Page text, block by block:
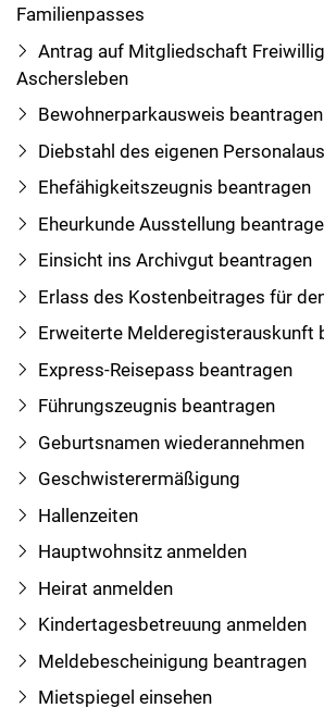
Familienpasses
Antrag auf Mitgliedschaft
Aschersleben
Bewohnerparkausweis beantragen
Diebstahl des eigenen
Ehefähigkeitszeugnis beantragen
Eheurkunde Ausstellung
Einsicht ins Archivgut beantragen
Erlass des Kostenbeitrages für
Erweiterte Melderegisterauskunft
Express-Reisepass beantragen
Führungszeugnis beantragen
Geburtsnamen wiederannehmen
Geschwisterermäßigung
Hallenzeiten
Hauptwohnsitz anmelden
Heirat anmelden
Kindertagesbetreuung anmelden
Meldebescheinigung beantragen
Mietspiegel einsehen